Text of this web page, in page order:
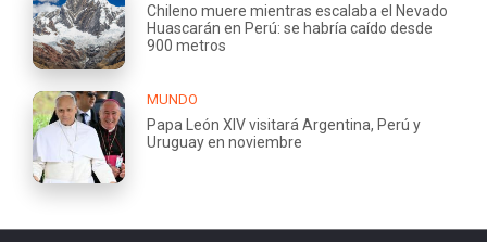
Chileno muere mientras escalaba el Nevado
Huascarán en Perú: se habría caído desde
900 metros
MUNDO
Papa León XIV visitará Argentina, Perú y
Uruguay en noviembre